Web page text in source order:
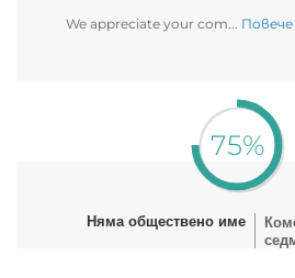
We appreciate your com... Повече
75%
Няма обществено име